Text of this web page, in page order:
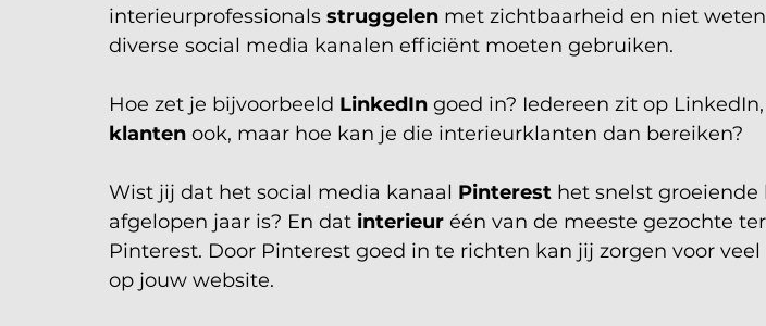
interieurprofessionals struggelen met zichtbaarheid en niet
diverse social media kanalen efficiënt moeten gebruiken.
Hoe zet je bijvoorbeeld LinkedIn goed in? Iedereen zit op
klanten ook, maar hoe kan je die interieurklanten dan bereiken?
Wist jij dat het social media kanaal Pinterest het snelst groeiende
afgelopen jaar is? En dat interieur één van de meeste gezochte
Pinterest. Door Pinterest goed in te richten kan jij zorgen voor
op jouw website.